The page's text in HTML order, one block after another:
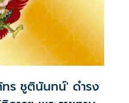
ทร ชูตินันทน์' ดำรง